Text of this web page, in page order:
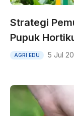
Strategi
Pupuk
AGRI EDU 5 Jul